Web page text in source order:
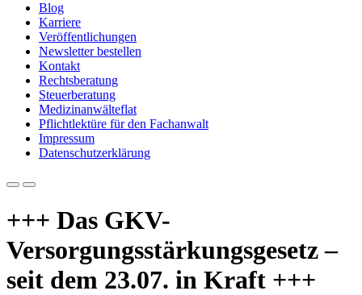
Blog
Karriere
Veröffentlichungen
Newsletter bestellen
Kontakt
Rechtsberatung
Steuerberatung
Medizinanwälteflat
Pflichtlektüre für den Fachanwalt
Impressum
Datenschutzerklärung
+++ Das GKV-
Versorgungsstärkungsgesetz –
seit dem 23.07. in Kraft +++